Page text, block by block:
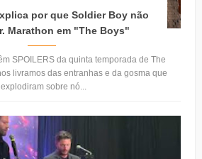
por que Soldier Boy não
Marathon em "The Boys"
SPOILERS da quinta temporada de The
livramos das entranhas e da gosma que
explodiram sobre nó...